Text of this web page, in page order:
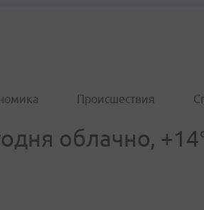
Происшествия
облачно,